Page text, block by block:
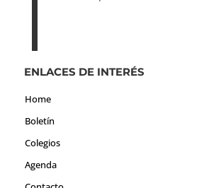
ENLACES DE INTERÉS
Home
Boletín
Colegios
Agenda